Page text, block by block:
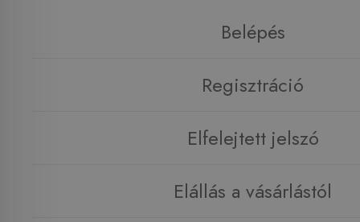
Belépés
Regisztráció
Elfelejtett jelszó
Elállás a vásárlástól